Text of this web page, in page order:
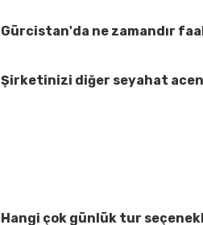
Gürcistan'da ne zamandır
Şirketinizi diğer seyahat
Hangi çok günlük tur